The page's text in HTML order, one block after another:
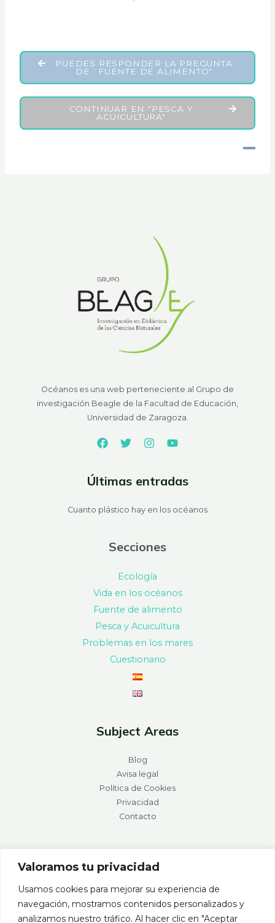
Valoramos tu privacidad
Usamos cookies para mejorar su experiencia de
navegación, mostramos contenidos personalizados y
analizamos nuestro tráfico. Al hacer clic en "Aceptar
PUEDES RESPONDER LA PREGUNTA
DE ¨FUENTE DE ALIMENTO"
CONTINUAR EN "PESCA Y
ACUICULTURA"
Océanos es una web perteneciente al Grupo de
investigación Beagle de la Facultad de Educación,
Universidad de Zaragoza.
Últimas entradas
Cuanto plástico hay en los océanos
Secciones
Ecología
Vida en los océanos
Fuente de alimento
Pesca y Acuicultura
Problemas en los mares
Cuestionario
Subject Areas
Blog
Avisa legal
Política de Cookies
Privacidad
Contacto